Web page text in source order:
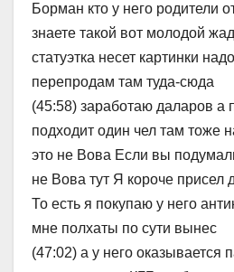
Борман кто у него родители
знаете такой вот молодой
статуэтка несет картинки
перепродам там туда-сюда
(45:58) заработаю даларов а
подходит один чел там тоже
это не Вова Если вы
не Вова тут Я короче
То есть я покупаю у него
мне полхаты по сути вынес
(47:02) а у него оказывается